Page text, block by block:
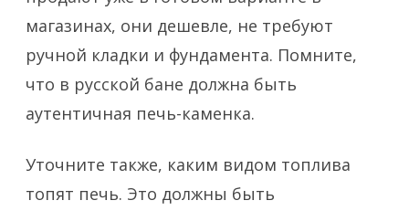
магазинах, они дешевле, не требуют
ручной кладки и фундамента. Помните,
что в русской бане должна быть
аутентичная печь-каменка.
Уточните также, каким видом топлива
топят печь. Это должны быть